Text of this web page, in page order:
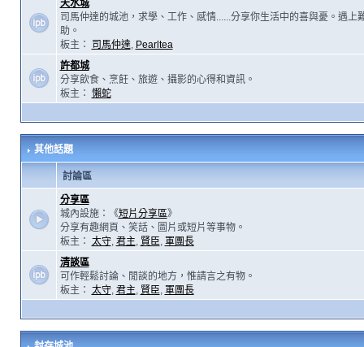
天水城
司馬仲達的城池，求學、工作、感情......分享你生活中的喜與憂。遇上
助。
板主：
司馬仲達, Pearltea
許都城
分享飲食、烹飪、旅遊、攝影的心得和資訊。
板主： 懶蛇
其他話題
討論區
分享區
城內設施：《短片分享區》
分享有趣網頁、笑話、圖片或短片等事物。
板主： 太守, 君主, 賢臣, 軍團長
清談區
可作輕鬆討論、閒談的地方，惟請言之有物。
板主： 太守, 君主, 賢臣, 軍團長